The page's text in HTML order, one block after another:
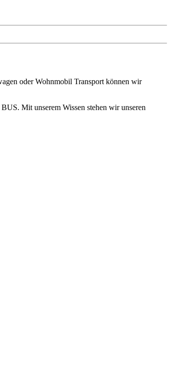
oder Wohnmobil Transport können wir
Mit unserem Wissen stehen wir unseren